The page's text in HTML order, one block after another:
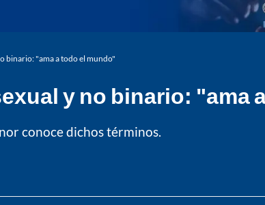
binario: "ama a todo el mundo"
y no binario: "ama
conoce dichos términos.